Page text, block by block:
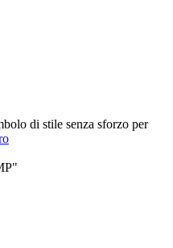
di stile senza sforzo per